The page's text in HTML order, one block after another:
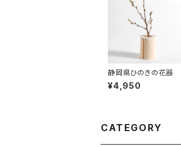
静岡県ひのきの花器
¥4,950
CATEGORY